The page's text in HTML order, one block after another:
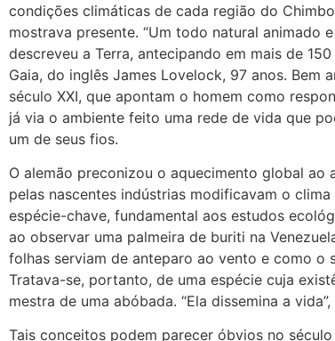
condições climáticas de cada região do
mostrava presente. “Um todo natural animado
descreveu a Terra, antecipando em mais de
Gaia, do inglês James Lovelock, 97 anos.
século XXI, que apontam o homem como
já via o ambiente feito uma rede de vida que
um de seus fios.
O alemão preconizou o aquecimento global
pelas nascentes indústrias modificavam o
espécie-chave, fundamental aos estudos
ao observar uma palmeira de buriti na
folhas serviam de anteparo ao vento e como
Tratava-se, portanto, de uma espécie cuja
mestra de uma abóbada. “Ela dissemina a
Tais conceitos podem parecer óbvios no